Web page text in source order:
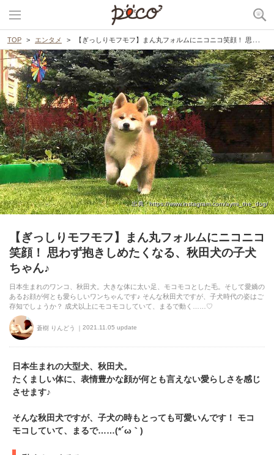
TOP エンタメ 【ぎっしりモフモフ】まん丸フォルムにニコニコ笑顔！ 思わず抱きしめたくなる、秋田犬の子犬ちゃん♪
出典 : https://www.instagram.com/aymi_the_dog/
【ぎっしりモフモフ】まん丸フォルムにニコニコ
笑顔！ 思わず抱きしめたくなる、秋田犬の子犬
ちゃん♪
日本生まれのワンコ、秋田犬。大きな体に太い足、モコモコとした毛。そして愛嬌の
あるお顔が何とも愛らしいワンちゃんです♪ そんな秋田犬ですが、子犬時代の姿はご
存知でしょうか？ 成犬以上にモコモコしていて、まるで動く……♡
蒼樹 りんどう 2021.11.05 update
日本生まれの大型犬、秋田犬。
たくましい体に、表情豊かな顔が何とも言えない愛らしさを感じ
させます♪
そんな秋田犬ですが、子犬の時もとっても可愛いんです！ モコ
モコしていて、まるで……(*´ω｀)